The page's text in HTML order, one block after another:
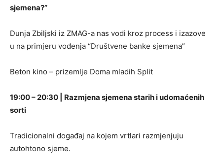
sjemena?”
Dunja Zbiljski iz ZMAG-a nas vodi kroz process i izazove
u na primjeru vođenja “Društvene banke sjemena”
Beton kino – prizemlje Doma mladih Split
19:00 – 20:30 | Razmjena sjemena starih i udomaćenih
sorti
Tradicionalni događaj na kojem vrtlari razmjenjuju
autohtono sjeme.